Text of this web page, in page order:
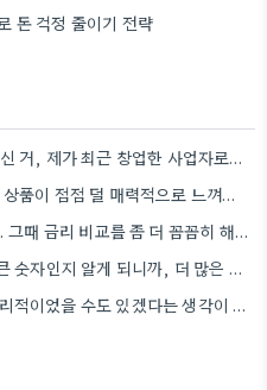
돈 걱정 줄이기 전략
국세청 소득 증빙의 중요성 말씀하신 거, 제가 최근 창업한 사업자로서 겪은 경험과 일치하는 것 같아요.…
은행채 금리 상승 때문에 고정금리 상품이 점점 덜 매력적으로 느껴지는 것 같아요. 특히 5년 주기형…
CMA에 넣어둘 걸 그랬나 싶네요. 그때 금리 비교를 좀 더 꼼꼼히 해봤다면 지금의 고민을 줄일…
계산기를 쓰면서 5.5%가 얼마나 큰 숫자인지 알게 되니까, 더 많은 정보를 찾아보려는 생각도 안 드네요.
CMA 금리에 비교해본다면 더 합리적이었을 수도 있겠다는 생각이 들어요. 예금 만기 시점에 겪었던 비슷한 경험이…